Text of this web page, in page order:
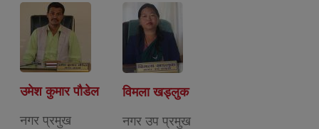
उमेश कुमार पौडेल
नगर प्रमुख
विमला खड्लुक
नगर उप प्रमुख